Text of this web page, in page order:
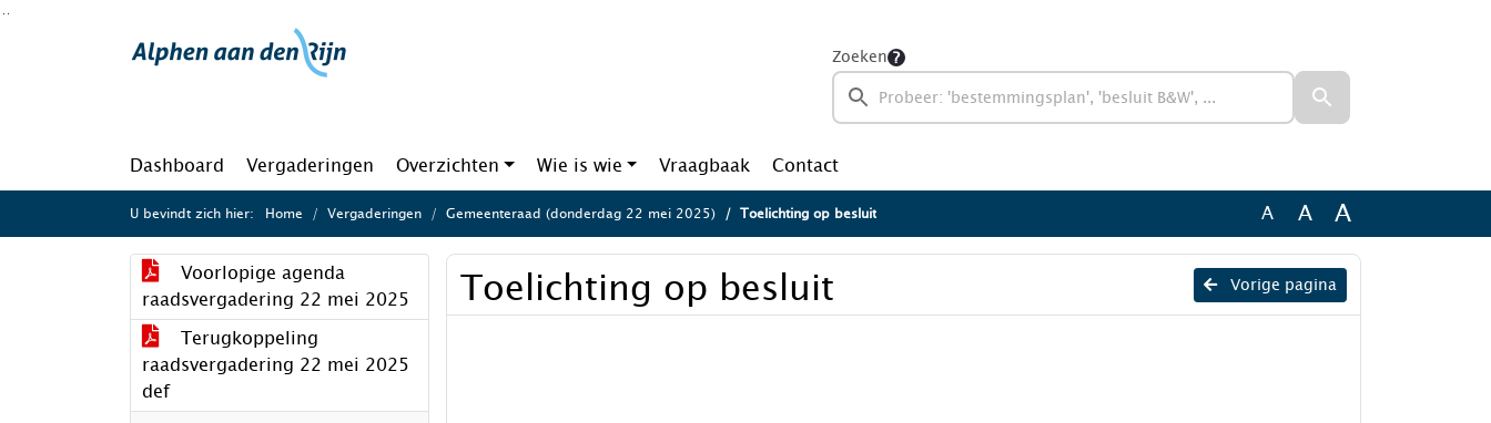
Ga naar de inhoud van deze pagina
Zoeken
Dashboard Vergaderingen Overzichten Wie is wie Vraagbaak Contact
U bevindt zich hier: Home Vergaderingen Gemeenteraad (donderdag 22 mei 2025) Toelichting op besluit A A A
Voorlopige agenda
raadsvergadering 22 mei 2025
Terugkoppeling
raadsvergadering 22 mei 2025
def
Vorige pagina
Toelichting op besluit